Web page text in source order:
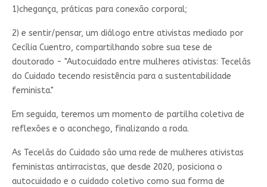
1)chegança, práticas para conexão corporal;
2) e sentir/pensar, um diálogo entre ativistas mediado por
Cecília Cuentro, compartilhando sobre sua tese de
doutorado - "Autocuidado entre mulheres ativistas: Tecelãs
do Cuidado tecendo resistência para a sustentabilidade
feminista."
Em seguida, teremos um momento de partilha coletiva de
reflexões e o aconchego, finalizando a roda.
As Tecelãs do Cuidado são uma rede de mulheres ativistas
feministas antirracistas, que desde 2020, posiciona o
autocuidado e o cuidado coletivo como sua forma de